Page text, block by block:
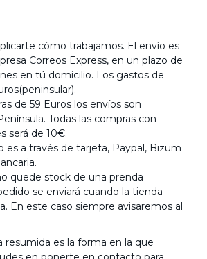
cómo trabajamos. El envío es
Correos Express, en un plazo de
en tú domicilio. Los gastos de
de 59 Euros los envíos son
Todas las compras con
será de 10€.
es a través de tarjeta, Paypal, Bizum
quede stock de una prenda
se enviará cuando la tienda
En este caso siempre avisaremos al
resumida es la forma en la que